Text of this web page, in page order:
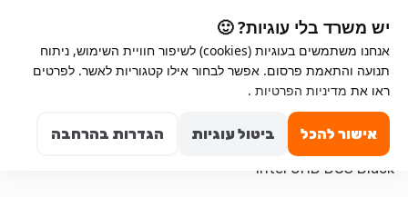
יש משרד בלי עוגיות? 🙂
אנחנו משתמשים בעוגיות (cookies) לשיפור חוויית השימוש, ניתוח
תנועה והתאמת פרסום. אפשר לבחור אילו קטגוריות לאשר. לפרטים
ראו את מדיניות הפרטיות .
אישור להכל ביטול עוגיות הגדרות בהרחבה
navigation
content